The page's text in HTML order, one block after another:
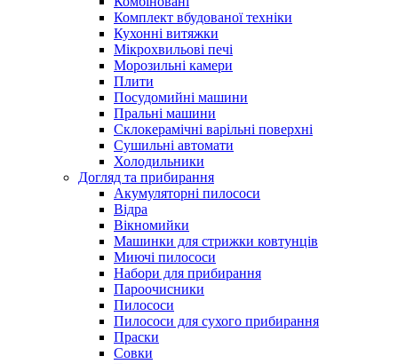
Комплект вбудованої техніки
Кухонні витяжки
Мікрохвильові печі
Морозильні камери
Плити
Посудомийні машини
Пральні машини
Склокерамічні варільні поверхні
Сушильні автомати
Холодильники
Догляд та прибирання
Акумуляторні пилососи
Відра
Вікномийки
Машинки для стрижки ковтунців
Миючі пилососи
Набори для прибирання
Пароочисники
Пилососи
Пилососи для сухого прибирання
Праски
Совки